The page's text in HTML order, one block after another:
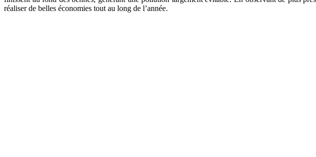
réaliser de belles économies tout au long de l’année.